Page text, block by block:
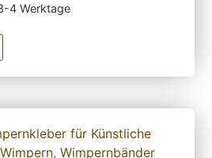
4 Werktage